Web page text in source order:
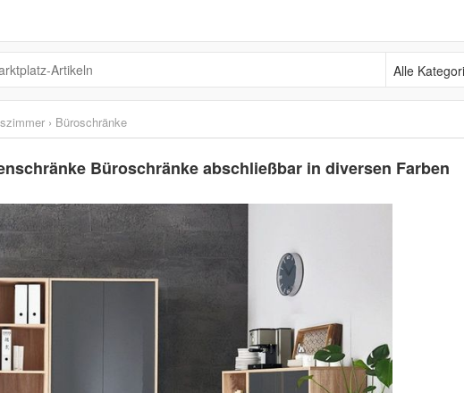
Alle Kategorien
› Büroschränke
Büroschränke abschließbar in diversen Farben